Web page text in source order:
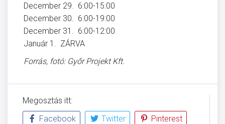
December 29. 6:00-15:00
December 30. 6:00-19:00
December 31. 6:00-12:00
Január 1. ZÁRVA
Forrás, fotó: Győr Projekt Kft.
Megosztás itt:
Facebook
Twitter
Pinterest